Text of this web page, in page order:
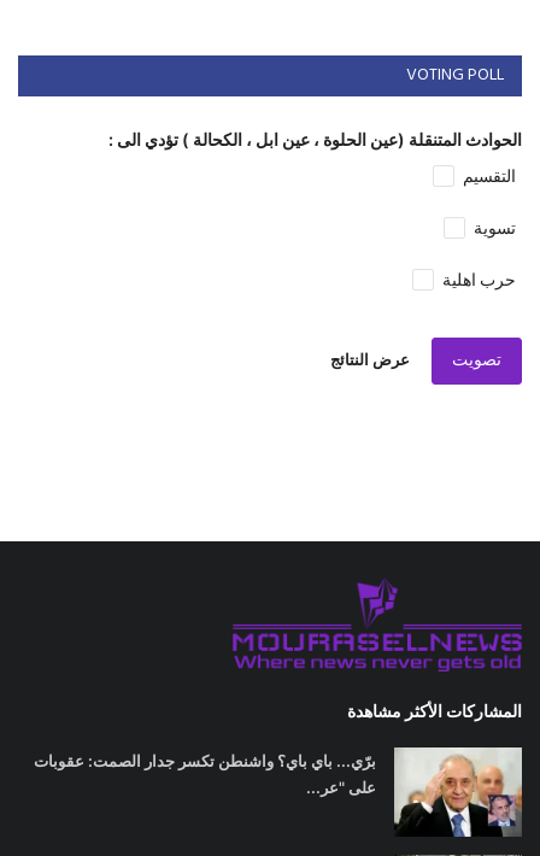
VOTING POLL
الحوادث المتنقلة (عين الحلوة ، عين ابل ، الكحالة ) تؤدي الى :
التقسيم
تسوية
حرب اهلية
تصويت عرض النتائج
المشاركات الأكثر مشاهدة
برّي... باي باي؟ واشنطن تكسر جدار الصمت: عقوبات
على "عر...